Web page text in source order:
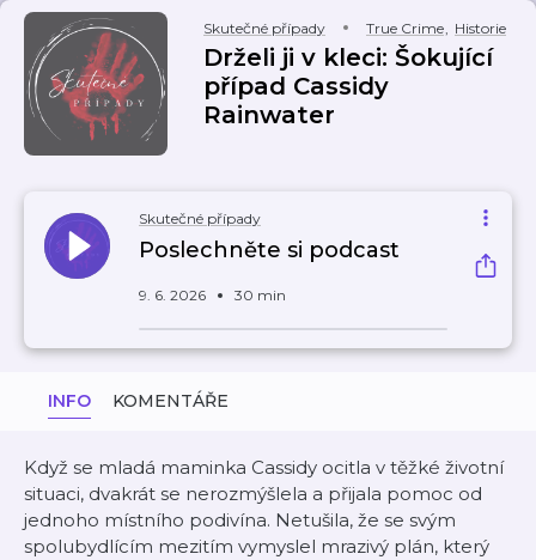
Skutečné případy True Crime, Historie
Drželi ji v kleci: Šokující
případ Cassidy
Rainwater
Skutečné případy
Poslechněte si podcast
9. 6. 2026 30 min
INFO KOMENTÁŘE
Když se mladá maminka Cassidy ocitla v těžké životní
situaci, dvakrát se nerozmýšlela a přijala pomoc od
jednoho místního podivína. Netušila, že se svým
spolubydlícím mezitím vymyslel mrazivý plán, který